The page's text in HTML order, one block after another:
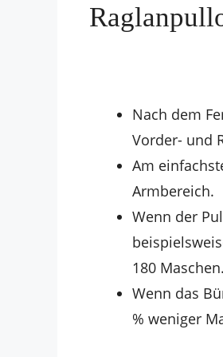
Nach dem
Vorder- und
Am
Armbereich.
Wenn der
180 Maschen.
Wenn das
% weniger